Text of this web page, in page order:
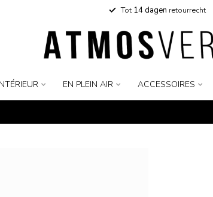
Tot14 dagen retourrecht
EN PLEIN AIR ACCESSOIRES